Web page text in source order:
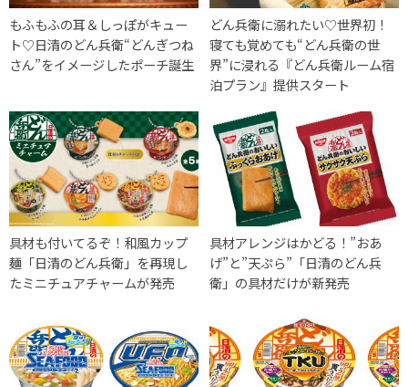
もふもふの耳＆しっぽがキュー
ト♡日清のどん兵衛“どんぎつね
さん”をイメージしたポーチ誕生
どん兵衛に溺れたい♡世界初！
寝ても覚めても“どん兵衛の世
界”に浸れる『どん兵衛ルーム宿
泊プラン』提供スタート
具材も付いてるぞ！和風カップ
麺「日清のどん兵衛」を再現し
たミニチュアチャームが発売
具材アレンジはかどる！”おあ
げ”と”天ぷら”「日清のどん兵
衛」の具材だけが新発売